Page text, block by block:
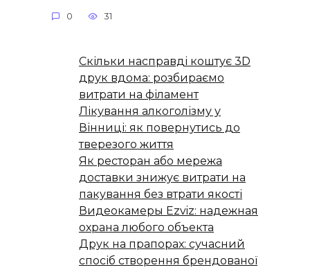
0 31
Скільки насправді коштує 3D
друк вдома: розбираємо
витрати на філамент
Лікування алкоголізму у
Вінниці: як повернутись до
тверезого життя
Як ресторан або мережа
доставки знижує витрати на
пакування без втрати якості
Видеокамеры Ezviz: надежная
охрана любого объекта
Друк на прапорах: сучасний
спосіб створення брендованої